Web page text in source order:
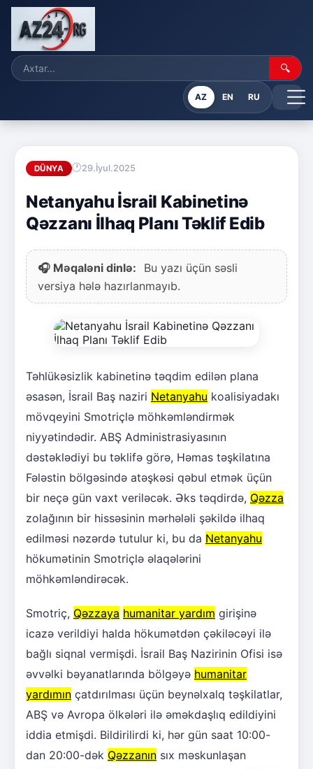
🔍
AZ EN RU
DÜNYA 29.İyul.2025
Netanyahu İsrail Kabinetinə
Qəzzanı İlhaq Planı Təklif Edib
🎧 Məqaləni dinlə:
Bu yazı üçün səsli
versiya hələ hazırlanmayıb.
Təhlükəsizlik kabinetinə təqdim edilən plana
əsasən, İsrail Baş naziri Netanyahu koalisiyadakı
mövqeyini Smotriçlə möhkəmləndirmək
niyyətindədir. ABŞ Administrasiyasının
dəstəklədiyi bu təklifə görə, Həmas təşkilatına
Fələstin bölgəsində atəşkəsi qəbul etmək üçün
bir neçə gün vaxt veriləcək. Əks təqdirdə, Qəzza
zolağının bir hissəsinin mərhələli şəkildə ilhaq
edilməsi nəzərdə tutulur ki, bu da Netanyahu
hökumətinin Smotriçlə əlaqələrini
möhkəmləndirəcək.
Smotriç, Qəzzaya humanitar yardım girişinə
icazə verildiyi halda hökumətdən çəkiləcəyi ilə
bağlı siqnal vermişdi. İsrail Baş Nazirinin Ofisi isə
əvvəlki bəyanatlarında bölgəyə humanitar
yardımın çatdırılması üçün beynəlxalq təşkilatlar,
ABŞ və Avropa ölkələri ilə əməkdaşlıq edildiyini
iddia etmişdi. Bildirilirdi ki, hər gün saat 10:00-
dan 20:00-dək Qəzzanın sıx məskunlaşan